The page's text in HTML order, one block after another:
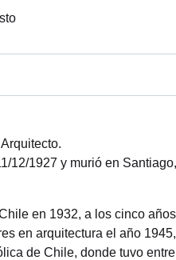
12/1927 y murió en
en 1932, a los cinco
en arquitectura el año
de Chile, donde tuvo